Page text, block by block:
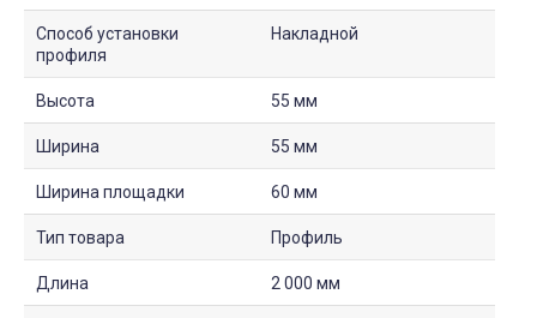
Способ установки
профиля
Накладной
Высота 55 мм
Ширина 55 мм
Ширина площадки 60 мм
Тип товара Профиль
Длина 2 000 мм